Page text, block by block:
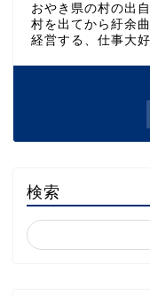
おやき県の村の出自
村を出てから紆余
経営する、仕事大
検索